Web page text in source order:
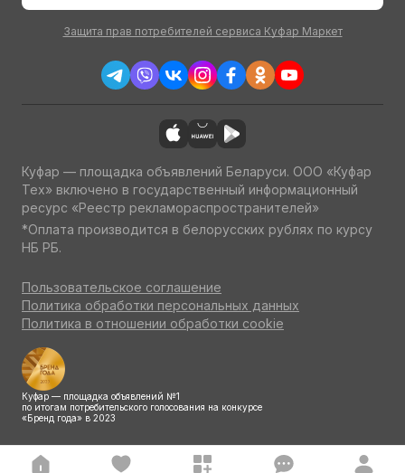
Защита прав потребителей сервиса Куфар Маркет
Куфар — площадка объявлений Беларуси. ООО «Куфар
Тех» включено в государственный информационный
ресурс «Реестр рекламораспространителей»
*Оплата производится в белорусских рублях по курсу
НБ РБ.
Пользовательское соглашение
Политика обработки персональных данных
Политика в отношении обработки cookie
Куфар — площадка объявлений №1
по итогам потребительского голосования на конкурсе
«Бренд года» в 2023